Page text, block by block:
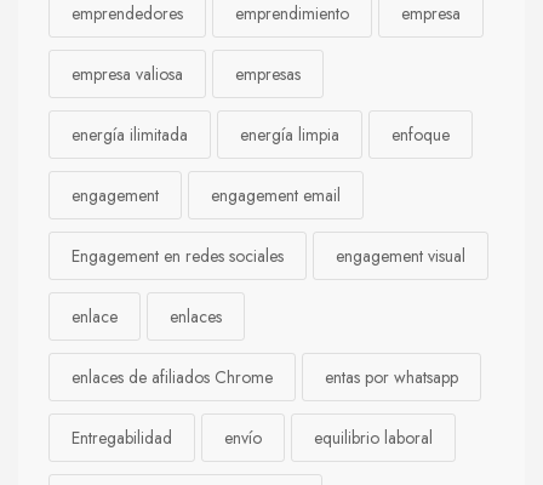
emprendedores emprendimiento empresa
empresa valiosa empresas
energía ilimitada energía limpia enfoque
engagement engagement email
Engagement en redes sociales engagement visual
enlace enlaces
enlaces de afiliados Chrome entas por whatsapp
Entregabilidad envío equilibrio laboral